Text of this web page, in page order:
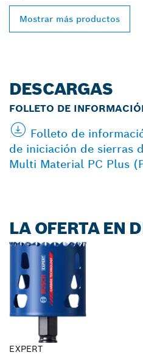
Mostrar más productos
DESCARGAS
FOLLETO DE
Folleto de
de iniciación de sierras
Multi Material PC Plus
LA OFERTA EN
EXPERT